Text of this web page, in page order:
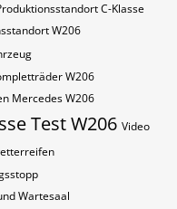
C-Klasse
W206
W206
Mercedes W206
Test W206 Video
Wartesaal